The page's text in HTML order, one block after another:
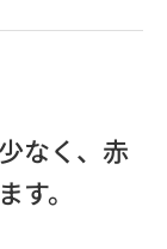
なく、赤
。